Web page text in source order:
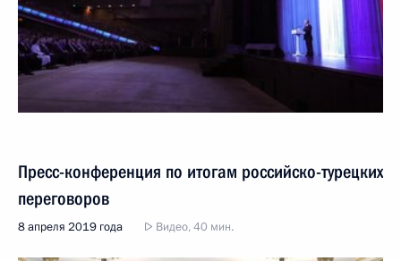
Пресс-конференция по итогам российско-турецких
переговоров
8 апреля 2019 года Видео, 40 мин.